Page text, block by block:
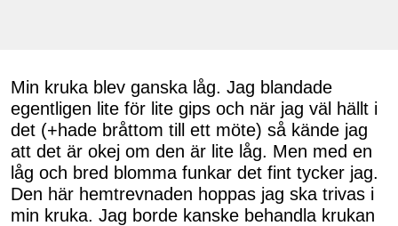
Min kruka blev ganska låg. Jag blandade
egentligen lite för lite gips och när jag väl hällt i
det (+hade bråttom till ett möte) så kände jag
att det är okej om den är lite låg. Men med en
låg och bred blomma funkar det fint tycker jag.
Den här hemtrevnaden hoppas jag ska trivas i
min kruka. Jag borde kanske behandla krukan